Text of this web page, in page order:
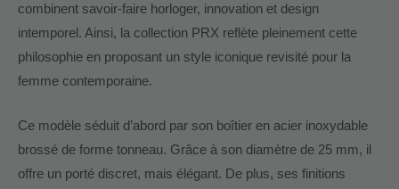
combinent savoir-faire horloger, innovation et design
intemporel. Ainsi, la collection PRX reflète pleinement cette
philosophie en proposant un style iconique revisité pour la
femme contemporaine.
Ce modèle séduit d’abord par son boîtier en acier inoxydable
brossé de forme tonneau. Grâce à son diamètre de 25 mm, il
offre un porté discret, mais élégant. De plus, ses finitions